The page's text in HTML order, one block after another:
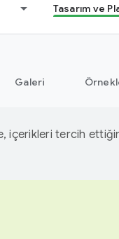
Tasarım ve
Galeri
içerikleri tercih